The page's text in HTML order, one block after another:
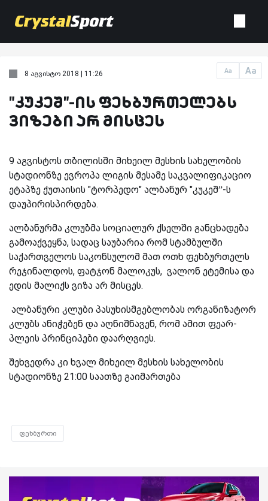
Aa Aa
8 აგვისტო 2018 | 11:26
"კუკეშ"-ის ფეხბურთელებს
ვიზები არ მისცეს
9 აგვისტოს თბილისში მიხეილ მესხის სახელობის
სტადიონზე ევროპა ლიგის მესამე საკვალიფიკაციო
ეტაპზე ქუთაისის "ტორპედო" ალბანურ "კუკეშ”-ს
დაუპირისპირდება.
ალბანურმა კლუბმა სოციალურ ქსელში განცხადება
გამოაქვეყნა, სადაც საუბარია რომ სტამბულში
საქართველოს საკონსულომ მათ ოთხ ფეხბურთელს
რეჯინალდოს, ფატჯონ მალოკუს, ვალონ ეტემისა და
ედის მალიქს ვიზა არ მისცეს.
ალბანური კლუბი პასუხისმგებლობას ორგანიზატორ
კლუბს ანიჭებენ და აღნიშნავენ, რომ ამით ფეარ-
პლეის პრინციპები დაარღვიეს.
შეხვედრა კი ხვალ მიხეილ მესხის სახელობის
სტადიონზე 21:00 საათზე გაიმართება
ფეხბურთი